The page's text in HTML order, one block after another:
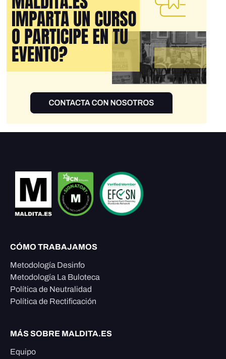
CÓMO TRABAJAMOS
Metodología Desinfo
Metodología La Buloteca
Política de Neutralidad
Política de Rectificación
MÁS SOBRE MALDITA.ES
Equipo